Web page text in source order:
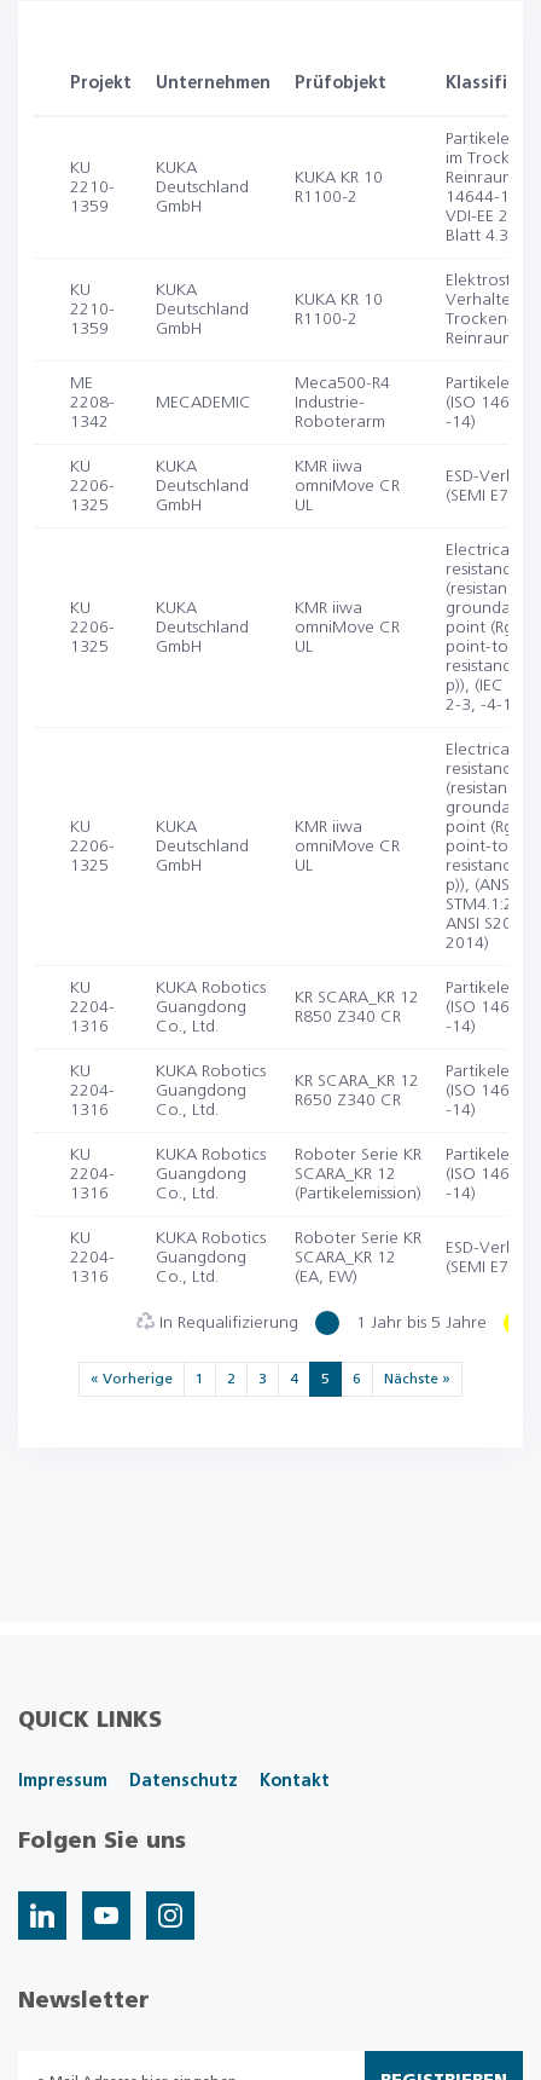
Projekt Unternehmen Prüfobjekt
KU
2210-
1359
KUKA
Deutschland
GmbH
KUKA KR 10
R1100-2
im Trocken-
Reinraum
14644-1, -
VDI-EE 2083
Blatt 4.3)
KU
2210-
1359
KUKA
Deutschland
GmbH
KUKA KR 10
R1100-2
Verhalten im
Trocken-
Reinraum
ME
2208-
1342
MECADEMIC
Meca500-R4
Industrie-
Roboterarm
(ISO 14644-
-14)
KU
2206-
1325
KUKA
Deutschland
GmbH
KMR iiwa
omniMove CR
UL
ESD-
(SEMI E78)
KU
2206-
1325
KUKA
Deutschland
GmbH
KMR iiwa
omniMove CR
UL
Electrical
resistance
(resistance
groundable
point (Rgp),
point-to-
resistance
p)), (IEC
2-3, -4-1, 5-
KU
2206-
1325
KUKA
Deutschland
GmbH
KMR iiwa
omniMove CR
UL
Electrical
resistance
(resistance
groundable
point (Rgp),
point-to-
resistance
p)), (ANSI
ANSI S20.20-
2014)
KU
2204-
1316
KUKA Robotics
Guangdong
Co., Ltd.
KR SCARA_KR 12
R850 Z340 CR
(ISO 14644-
-14)
KU
2204-
1316
KUKA Robotics
Guangdong
Co., Ltd.
KR SCARA_KR 12
R650 Z340 CR
(ISO 14644-
-14)
KU
2204-
1316
KUKA Robotics
Guangdong
Co., Ltd.
Roboter Serie KR
SCARA_KR 12
(Partikelemission)
(ISO 14644-
-14)
KU
2204-
1316
KUKA Robotics
Guangdong
Co., Ltd.
Roboter Serie KR
SCARA_KR 12
(EA, EW)
ESD-
(SEMI E78)
In Requalifizierung 1 Jahr bis 5 Jahre
« Vorherige 1 2 3 4 5 6 Nächste »
QUICK LINKS
Impressum Datenschutz Kontakt
Folgen Sie uns
Newsletter